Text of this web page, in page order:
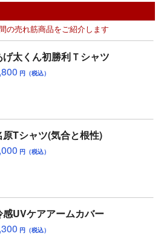
の売れ筋商品をご紹介します
げ太くん初勝利Ｔシャツ
円（税込）
原Tシャツ(気合と根性)
円（税込）
感UVケアアームカバー
円（税込）